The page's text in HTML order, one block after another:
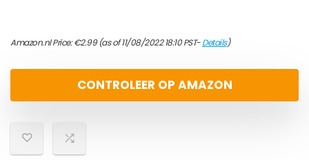
Amazon.nl Price:€2.99(as of 11/08/2022 18:10 PST-Details)
CONTROLEER OP AMAZON